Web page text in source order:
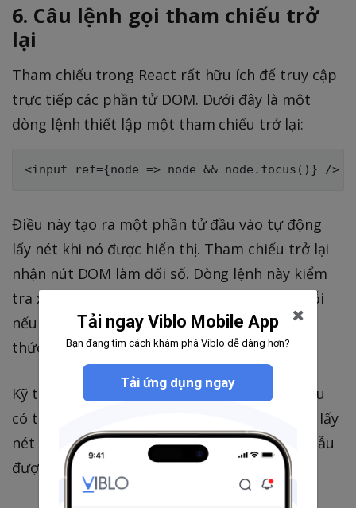
6. Câu lệnh gọi tham chiếu trở
lại
Tham chiếu trong React rất hữu ích để truy cập
trực tiếp các phần tử DOM. Dưới đây là một
dòng lệnh thiết lập một tham chiếu trở lại:
Điều này tạo ra một phần tử đầu vào tự động
lấy nét khi nó được hiển thị. Tham chiếu trở lại
nhận nút DOM làm đối số. Dòng lệnh này kiểm
tra xem nút có tồn tại hay không (để tránh lỗi
nếu tham chiếu là null) và sau đó gọi phương
thức focus trên nó.
Kỹ thuật này rất phù hợp để tạo các biểu mẫu
có thể truy cập, trong đó bạn muốn tự động lấy
nét vào trường nhập liệu đầu tiên khi biểu mẫu
được tải.
Tải ngay Viblo Mobile App
Bạn đang tìm cách khám phá Viblo dễ dàng hơn?
Tải ứng dụng ngay